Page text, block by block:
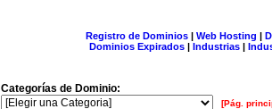
Registro de Dominios| Web Hosting |
Dominios Expirados | Industrias |
Categorías de Dominio:
[Pág.